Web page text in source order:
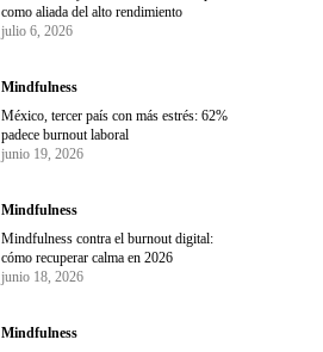
como aliada del alto rendimiento
julio 6, 2026
Mindfulness
México, tercer país con más estrés: 62%
padece burnout laboral
junio 19, 2026
Mindfulness
Mindfulness contra el burnout digital:
cómo recuperar calma en 2026
junio 18, 2026
Mindfulness